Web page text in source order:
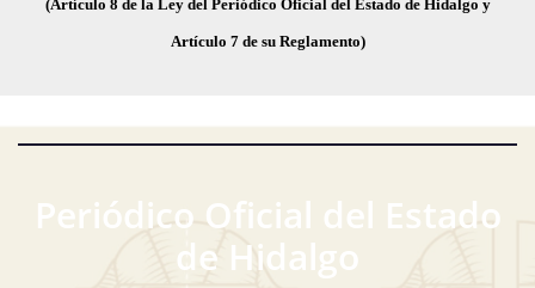
(Artículo 8 de la Ley del Periódico Oficial del Estado de Hidalgo y
Artículo 7 de su Reglamento)
Periódico Oficial del Estado
de Hidalgo